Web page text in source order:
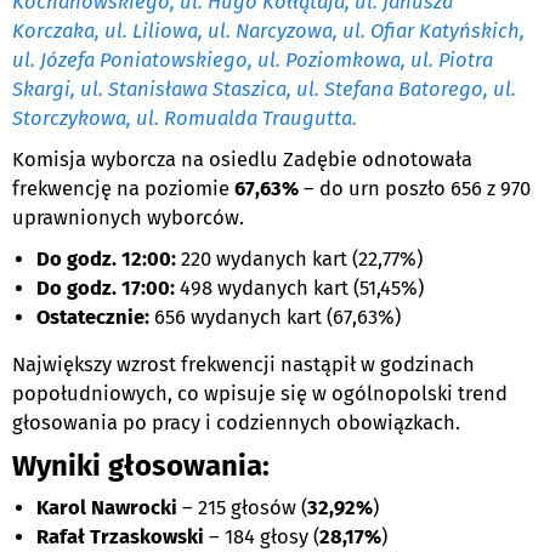
Korczaka, ul. Liliowa, ul. Narcyzowa, ul. Ofiar Katyńskich,
ul. Józefa Poniatowskiego, ul. Poziomkowa, ul. Piotra
Skargi, ul. Stanisława Staszica, ul. Stefana Batorego, ul.
Storczykowa, ul. Romualda Traugutta.
Komisja wyborcza na osiedlu Zadębie odnotowała
frekwencję na poziomie 67,63% – do urn poszło 656 z 970
uprawnionych wyborców.
Do godz. 12:00: 220 wydanych kart (22,77%)
Do godz. 17:00: 498 wydanych kart (51,45%)
Ostatecznie: 656 wydanych kart (67,63%)
Największy wzrost frekwencji nastąpił w godzinach
popołudniowych, co wpisuje się w ogólnopolski trend
głosowania po pracy i codziennych obowiązkach.
Wyniki głosowania:
Karol Nawrocki – 215 głosów (32,92%)
Rafał Trzaskowski – 184 głosy (28,17%)